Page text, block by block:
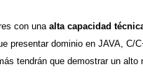
con una alta capacidad
presentar dominio en JAVA,
tendrán que demostrar un alto